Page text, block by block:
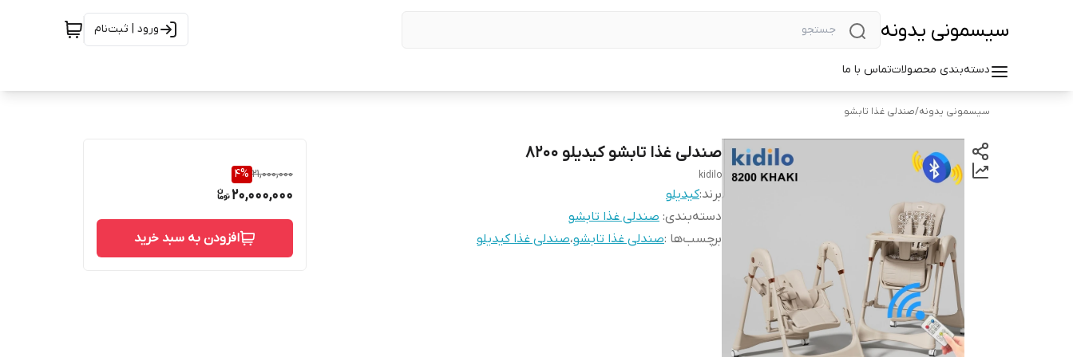
سیسمونی یدونه ورود | ثبت‌نام
دسته‌بندی محصولاتتماس با ما
سیسمونی یدونه/صندلی غذا تابشو
صندلی غذا تابشو کیدیلو 8200
kidilo
برند:کیدیلو
دسته‌بندی: صندلی غذا تابشو
برچسب‌ها :صندلی غذا تابشو،صندلی غذا کیدیلو
21,000,000
4%
20,000,000
افزودن به سبد خرید